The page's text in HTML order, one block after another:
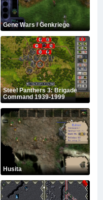
Gene Wars / Genkriege
Steel Panthers 3: Brigade
Command 1939-1999
Husita